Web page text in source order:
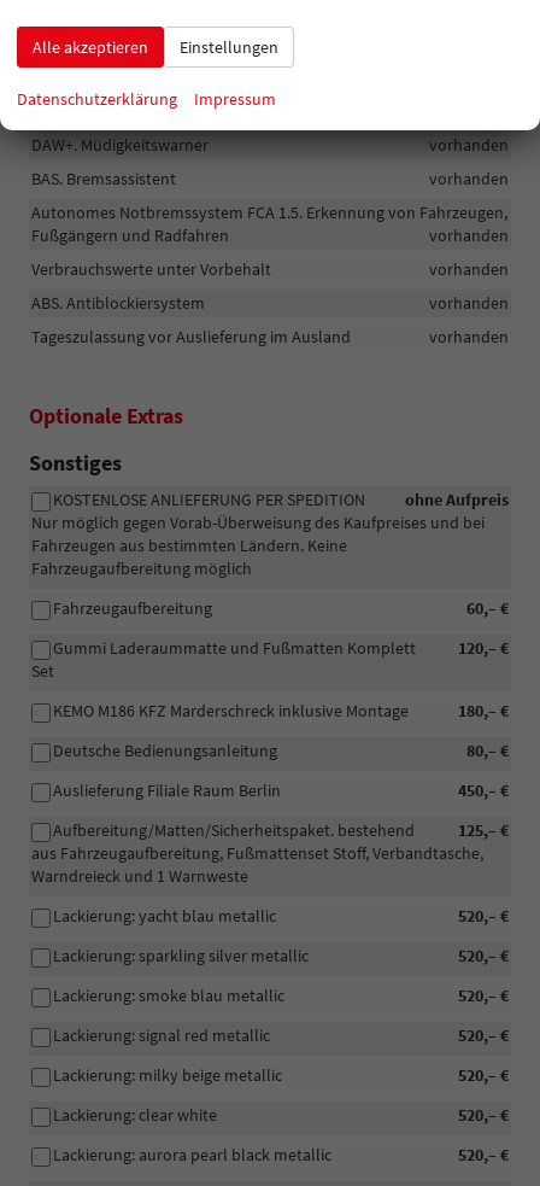
Fahrer- und Beifahrerairbag. Beifahrerairbag deaktivierbar
EBD
DAW+. Müdigkeitswarner
vorhanden
BAS. Bremsassistent
vorhanden
Autonomes Notbremssystem FCA 1.5. Erkennung von Fahrzeugen,
Fußgängern und Radfahren
vorhanden
Verbrauchswerte unter Vorbehalt
vorhanden
ABS. Antiblockiersystem
vorhanden
Tageszulassung vor Auslieferung im Ausland
vorhanden
Optionale Extras
Sonstiges
ohne Aufpreis
KOSTENLOSE ANLIEFERUNG PER SPEDITION
Nur möglich gegen Vorab-Überweisung des Kaufpreises und bei
Fahrzeugen aus bestimmten Ländern. Keine
Fahrzeugaufbereitung möglich
60,– €
Fahrzeugaufbereitung
120,– €
Gummi Laderaummatte und Fußmatten Komplett
Set
180,– €
KEMO M186 KFZ Marderschreck inklusive Montage
80,– €
Deutsche Bedienungsanleitung
450,– €
Auslieferung Filiale Raum Berlin
125,– €
Aufbereitung/Matten/Sicherheitspaket. bestehend
aus Fahrzeugaufbereitung, Fußmattenset Stoff, Verbandtasche,
Warndreieck und 1 Warnweste
520,– €
Lackierung: yacht blau metallic
520,– €
Lackierung: sparkling silver metallic
520,– €
Lackierung: smoke blau metallic
520,– €
Lackierung: signal red metallic
520,– €
Lackierung: milky beige metallic
520,– €
Lackierung: clear white
520,– €
Lackierung: aurora pearl black metallic
Alle akzeptieren Einstellungen
Datenschutzerklärung Impressum